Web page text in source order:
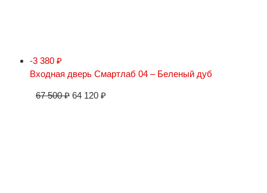
-3 380 ₽
Входная дверь Смартлаб 04 – Беленый дуб
67 500₽ 64 120 ₽